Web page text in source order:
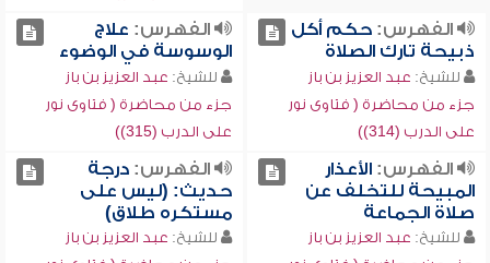
الفهرس:حكم أكل
ذبيحة تارك الصلاة
للشيخ: عبد العزيز بن باز
جزء من محاضرة ( فتاوى نور
على الدرب (314))
الفهرس: علاج
الوسوسة في الوضوء
للشيخ: عبد العزيز بن باز
جزء من محاضرة ( فتاوى نور
على الدرب (315))
الفهرس:الأعذار
المبيحة للتخلف عن
صلاة الجماعة
للشيخ: عبد العزيز بن باز
الفهرس:درجة
حديث: (ليس على
مستكره طلاق)
للشيخ: عبد العزيز بن باز